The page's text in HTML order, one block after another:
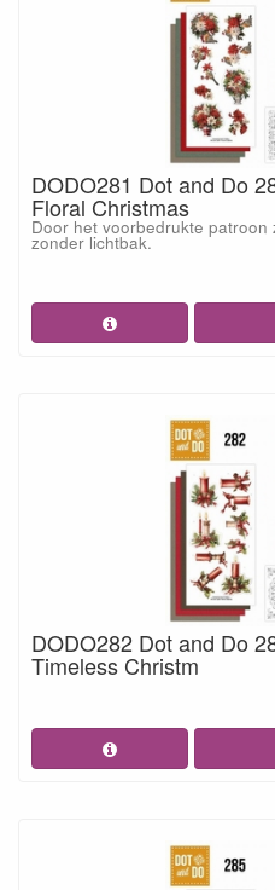
DODO281 Dot and Do
Floral Christmas
Door het voorbedrukte patroon
zonder lichtbak.
DODO282 Dot and Do
Timeless Christm